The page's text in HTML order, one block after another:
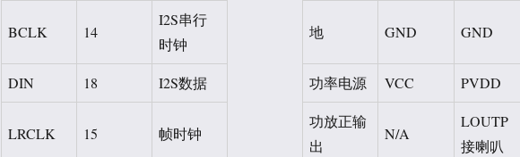
BCLK 14
I2S串行
时钟
地 GND GND
DIN 18 I2S数据 功率电源 VCC PVDD
LRCLK 15 帧时钟
功放正输
出
N/A
LOUTP
接喇叭